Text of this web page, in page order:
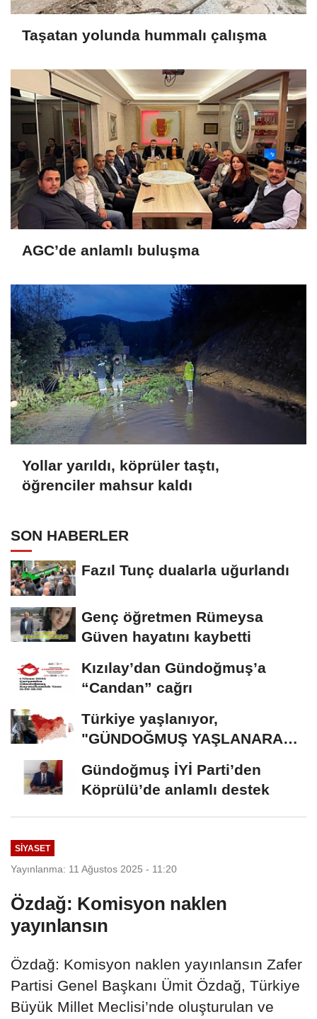
Taşatan yolunda hummalı çalışma
AGC’de anlamlı buluşma
Yollar yarıldı, köprüler taştı,
öğrenciler mahsur kaldı
SON HABERLER
Fazıl Tunç dualarla uğurlandı
Genç öğretmen Rümeysa
Güven hayatını kaybetti
Kızılay’dan Gündoğmuş’a
“Candan” cağrı
Türkiye yaşlanıyor,
"GÜNDOĞMUŞ YAŞLANARAK
Gündoğmuş İYİ Parti’den
Köprülü’de anlamlı destek
SİYASET
Yayınlanma: 11 Ağustos 2025 - 11:20
Özdağ: Komisyon naklen
yayınlansın
Özdağ: Komisyon naklen yayınlansın Zafer
Partisi Genel Başkanı Ümit Özdağ, Türkiye
Büyük Millet Meclisi’nde oluşturulan ve